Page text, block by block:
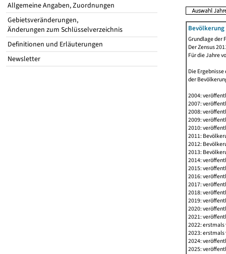
Allgemeine Angaben, Zuordnungen
Gebietsveränderungen,
Änderungen zum Schlüsselverzeichnis
Definitionen und Erläuterungen
Newsletter
Grundlage der
Der Zensus
Für die Jahre
Die
der
2004:
2007:
2008:
2009:
2010:
2011:
2012:
2013:
2014:
2015:
2016:
2017:
2018:
2019:
2020:
2021:
2022:
2023:
2024:
2025: